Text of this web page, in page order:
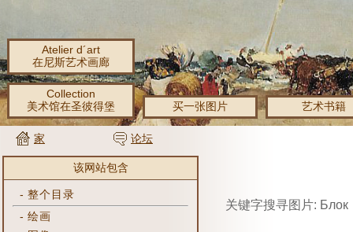
Atelier d´art
在尼斯艺术画廊
Collection
美术馆在圣彼得堡
买一张图片 艺术书籍
家 论坛
该网站包含
-整个目录
-绘画
关键字搜寻图片: Блок